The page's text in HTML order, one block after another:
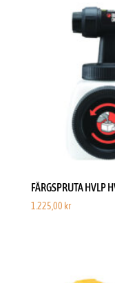
FÄRGSPRUTA
1.225,00 kr